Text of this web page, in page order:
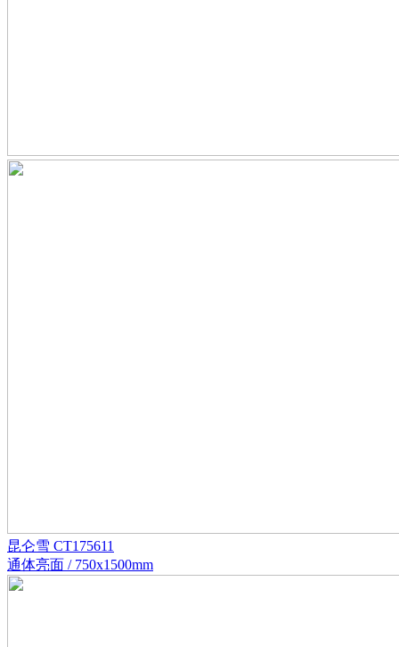
昆仑雪 CT175611
通体亮面 / 750x1500mm